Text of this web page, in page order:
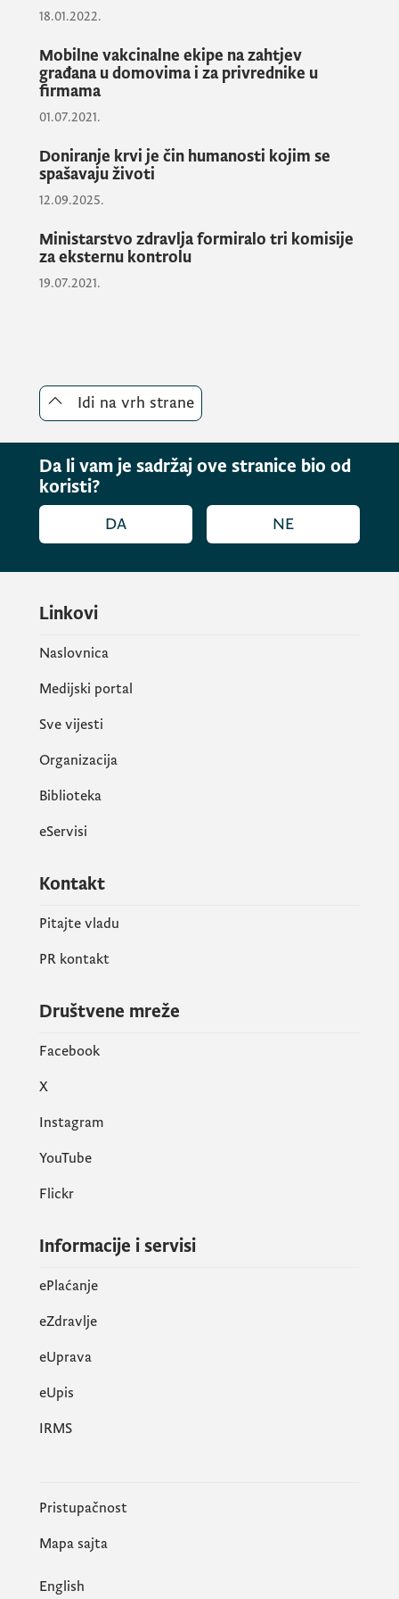
u smjeru zaštite nacionalnih interesa iz
oblasti zdravlja, uprkos izuzetno
kompleksnoj situaciji u kojoj se bolnica
Meljine nalazi.
18.01.2022.
Mobilne vakcinalne ekipe na zahtjev
građana u domovima i za privrednike u
firmama
01.07.2021.
Doniranje krvi je čin humanosti kojim se
spašavaju životi
12.09.2025.
Ministarstvo zdravlja formiralo tri komisije
za eksternu kontrolu
19.07.2021.
Idi na vrh strane
Da li vam je sadržaj ove stranice bio od
koristi?
DA NE
Linkovi
Naslovnica
Medijski portal
Sve vijesti
Organizacija
Biblioteka
eServisi
Kontakt
Pitajte vladu
PR kontakt
Društvene mreže
Facebook
X
Instagram
YouTube
Flickr
Informacije i servisi
ePlaćanje
eZdravlje
eUprava
еUpis
IRMS
Pristupačnost
Mapa sajta
English